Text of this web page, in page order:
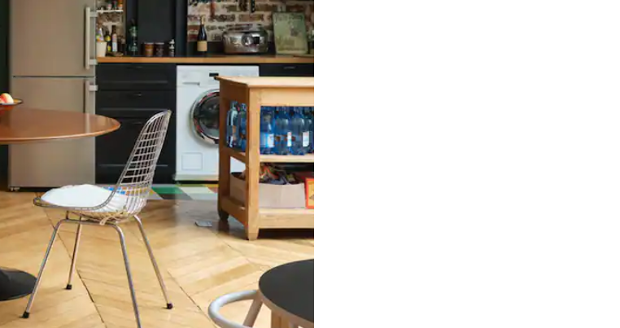
bas pour les parcourir ou en appuyant et en faisant glisser.